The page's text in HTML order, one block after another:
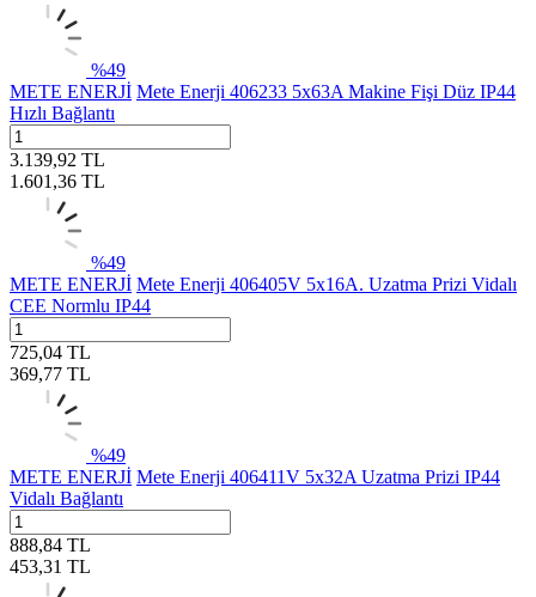
%49
METE ENERJİ Mete Enerji 406233 5x63A Makine Fişi Düz IP44
Hızlı Bağlantı
3.139,92 TL
1.601,36 TL
%49
METE ENERJİ Mete Enerji 406405V 5x16A. Uzatma Prizi Vidalı
CEE Normlu IP44
725,04 TL
369,77 TL
%49
METE ENERJİ Mete Enerji 406411V 5x32A Uzatma Prizi IP44
Vidalı Bağlantı
888,84 TL
453,31 TL